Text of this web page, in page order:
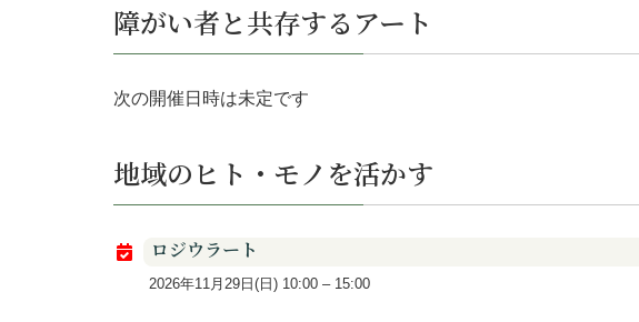
障がい者と共存するアート
次の開催日時は未定です
地域のヒト・モノを活かす
ロジウラート
2026年11月29日(日) 10:00 – 15:00